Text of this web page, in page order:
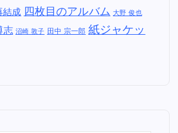
結成 四枚目のアルバム 大野 俊也
志 沼崎 敦子 田中 宗一郎 紙ジャケッ